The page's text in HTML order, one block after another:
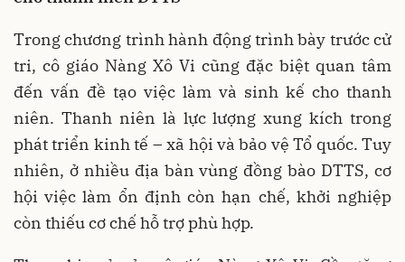
Trong chương trình hành động trình bày trước cử
tri, cô giáo Nàng Xô Vi cũng đặc biệt quan tâm
đến vấn đề tạo việc làm và sinh kế cho thanh
niên. Thanh niên là lực lượng xung kích trong
phát triển kinh tế – xã hội và bảo vệ Tổ quốc. Tuy
nhiên, ở nhiều địa bàn vùng đồng bào DTTS, cơ
hội việc làm ổn định còn hạn chế, khởi nghiệp
còn thiếu cơ chế hỗ trợ phù hợp.